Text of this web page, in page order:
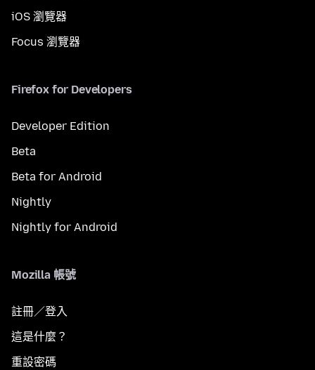
iOS 瀏覽器
Focus 瀏覽器
Firefox for Developers
Developer Edition
Beta
Beta for Android
Nightly
Nightly for Android
Mozilla 帳號
註冊／登入
這是什麼？
重設密碼